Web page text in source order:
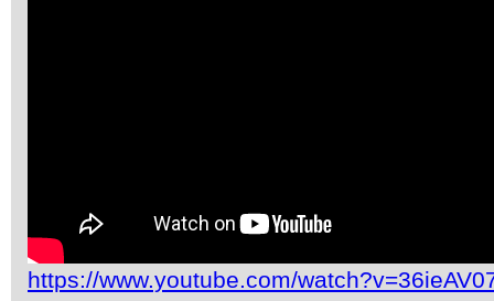
https://www.youtube.com/